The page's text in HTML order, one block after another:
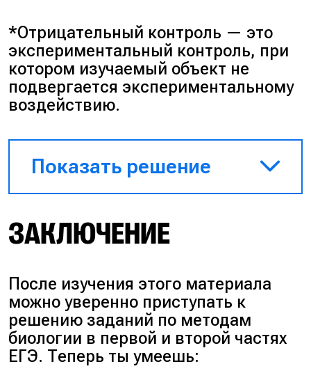
*Отрицательный контроль — это
экспериментальный контроль, при
котором изучаемый объект не
подвергается экспериментальному
воздействию.
Показать решение
изменение рН
межмембранного пространства
Зависимая переменная —
изменение количества
синтезируемой АТФ в единицу
времени.
ЗАКЛЮЧЕНИЕ
После изучения этого материала
можно уверенно приступать к
решению заданий по методам
биологии в первой и второй частях
ЕГЭ. Теперь ты умеешь: